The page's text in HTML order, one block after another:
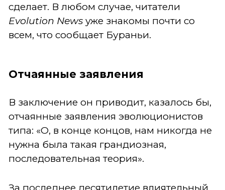
сделает. В любом случае, читатели
Evolution News уже знакомы почти со
всем, что сообщает Бураньи.
Отчаянные заявления
В заключение он приводит, казалось бы,
отчаянные заявления эволюционистов
типа: «О, в конце концов, нам никогда не
нужна была такая грандиозная,
последовательная теория».